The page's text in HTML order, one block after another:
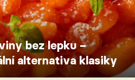
bez lepku –
alternativa klasiky